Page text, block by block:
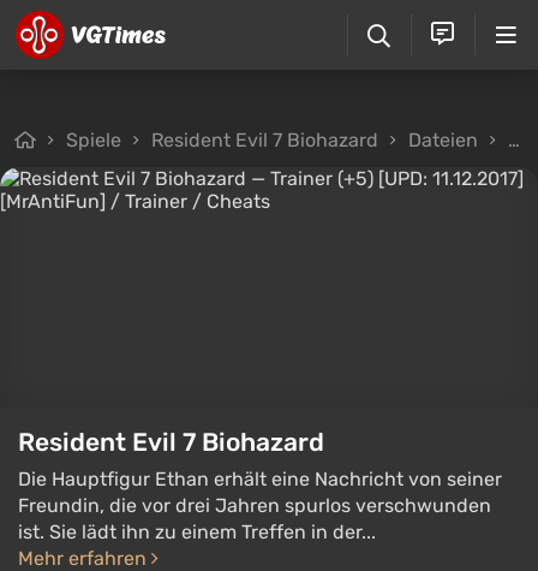
Spiele Resident Evil 7 Biohazard Dateien
Resident Evil 7 Biohazard
Die Hauptfigur Ethan erhält eine Nachricht von seiner
Freundin, die vor drei Jahren spurlos verschwunden
ist. Sie lädt ihn zu einem Treffen in der...
Mehr erfahren